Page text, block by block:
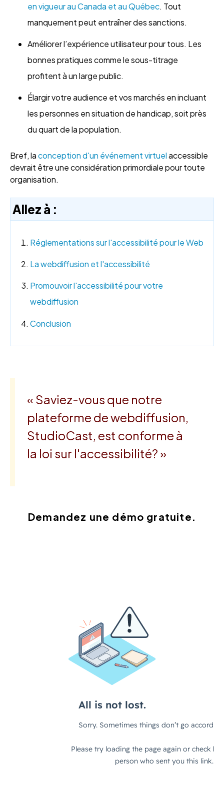
en vigueur au Canada et au Québec. Tout
manquement peut entraîner des sanctions.
Améliorer l’expérience utilisateur pour tous. Les
bonnes pratiques comme le sous-titrage
profitent à un large public.
Élargir votre audience et vos marchés en incluant
les personnes en situation de handicap, soit près
du quart de la population.
Bref, laconception d'un événement virtuelaccessible
devrait être une considération primordiale pour toute
organisation.
Allez à :
Réglementations sur l'accessibilité pour le Web
La webdiffusion et l'accessibilité
Promouvoir l'accessibilité pour votre
webdiffusion
Conclusion
« Saviez-vous que notre
plateforme de webdiffusion,
StudioCast, est conforme à
la loi sur l'accessibilité? »
Demandez une démo gratuite.